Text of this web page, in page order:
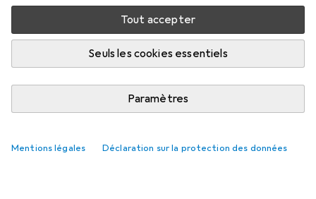
Tout accepter
Seuls les cookies essentiels
Paramètres
Mentions légales Déclaration sur la protection des données